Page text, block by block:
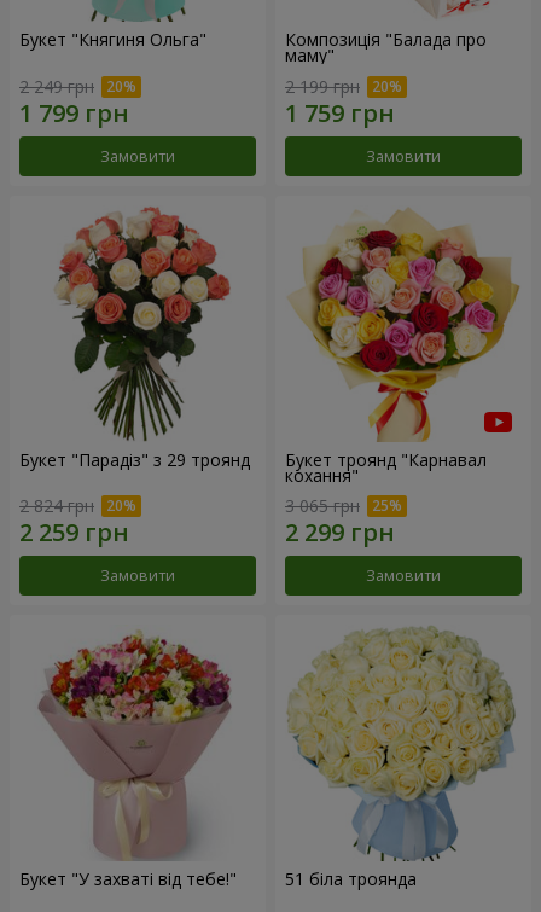
Букет "Княгиня Ольга"
2 249 грн
Замовити
Композиція "Балада про
маму"
2 199 грн
Замовити
Букет "Парадіз" з 29 троянд
2 824 грн
Замовити
Букет троянд "Карнавал
кохання"
3 065 грн
Замовити
Букет "У захваті від тебе!" 51 біла троянда